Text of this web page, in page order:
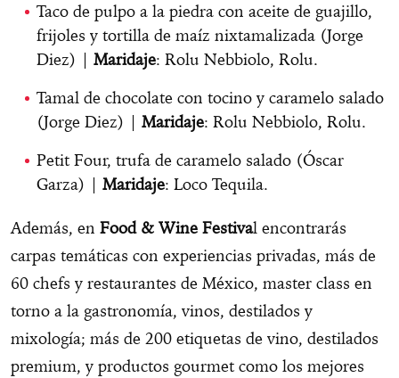
Taco de pulpo a la piedra con aceite de guajillo,
frijoles y tortilla de maíz nixtamalizada (Jorge
Diez) | Maridaje: Rolu Nebbiolo, Rolu.
Tamal de chocolate con tocino y caramelo salado
(Jorge Diez) | Maridaje: Rolu Nebbiolo, Rolu.
Petit Four, trufa de caramelo salado (Óscar
Garza) | Maridaje: Loco Tequila.
Además, en Food & Wine Festival encontrarás
carpas temáticas con experiencias privadas, más de
60 chefs y restaurantes de México, master class en
torno a la gastronomía, vinos, destilados y
mixología; más de 200 etiquetas de vino, destilados
premium, y productos gourmet como los mejores